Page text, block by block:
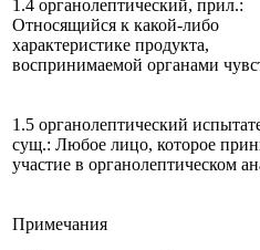
1.4 органолептический, прил.:
Относящийся к какой-либо
характеристике продукта,
воспринимаемой органами
1.5 органолептический
сущ.: Любое лицо, которое
участие в органолептическом
Примечания